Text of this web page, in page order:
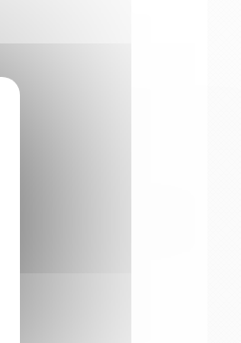
Masquer le bandeau des cookies